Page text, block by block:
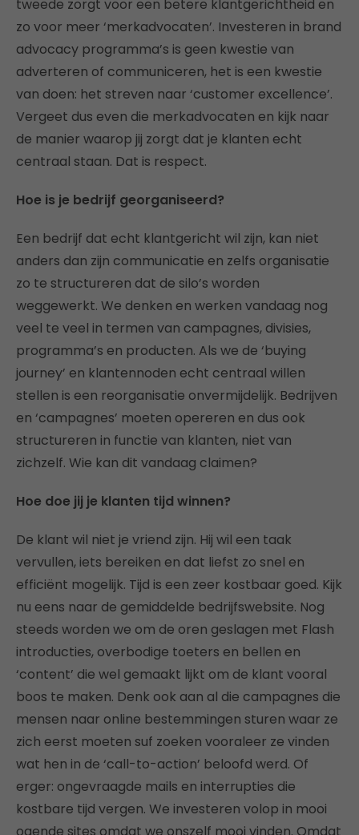
tweede zorgt voor een betere klantgerichtheid en
zo voor meer ‘merkadvocaten’. Investeren in brand
advocacy programma’s is geen kwestie van
adverteren of communiceren, het is een kwestie
van doen: het streven naar ‘customer excellence’.
Vergeet dus even die merkadvocaten en kijk naar
de manier waarop jij zorgt dat je klanten echt
centraal staan. Dat is respect.
Hoe is je bedrijf georganiseerd?
Een bedrijf dat echt klantgericht wil zijn, kan niet
anders dan zijn communicatie en zelfs organisatie
zo te structureren dat de silo’s worden
weggewerkt. We denken en werken vandaag nog
veel te veel in termen van campagnes, divisies,
programma’s en producten. Als we de ‘buying
journey’ en klantennoden echt centraal willen
stellen is een reorganisatie onvermijdelijk. Bedrijven
en ‘campagnes’ moeten opereren en dus ook
structureren in functie van klanten, niet van
zichzelf. Wie kan dit vandaag claimen?
Hoe doe jij je klanten tijd winnen?
De klant wil niet je vriend zijn. Hij wil een taak
vervullen, iets bereiken en dat liefst zo snel en
efficiënt mogelijk. Tijd is een zeer kostbaar goed. Kijk
nu eens naar de gemiddelde bedrijfswebsite. Nog
steeds worden we om de oren geslagen met Flash
introducties, overbodige toeters en bellen en
‘content’ die wel gemaakt lijkt om de klant vooral
boos te maken. Denk ook aan al die campagnes die
mensen naar online bestemmingen sturen waar ze
zich eerst moeten suf zoeken vooraleer ze vinden
wat hen in de ‘call-to-action’ beloofd werd. Of
erger: ongevraagde mails en interrupties die
kostbare tijd vergen. We investeren volop in mooi